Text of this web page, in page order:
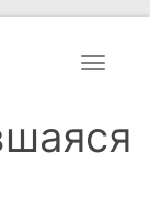
Toggle